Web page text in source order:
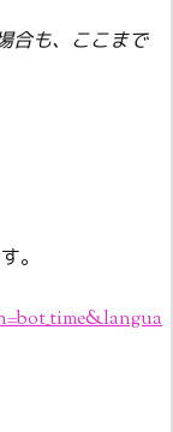
合も、ここまで
。